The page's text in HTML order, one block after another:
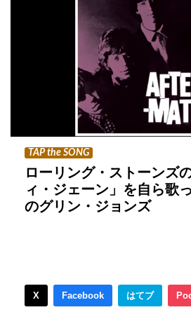
TAP the SONG
ローリング・ストーンズ
ィ・ジェーン」を自ら歌
のグリン・ジョンズ
X Facebook はてブ